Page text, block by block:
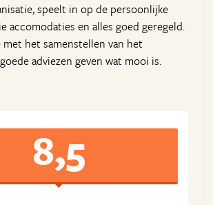
speelt in op de persoonlijke
accomodaties en alles goed geregeld.
met het samenstellen van het
adviezen geven wat mooi is.
8,5